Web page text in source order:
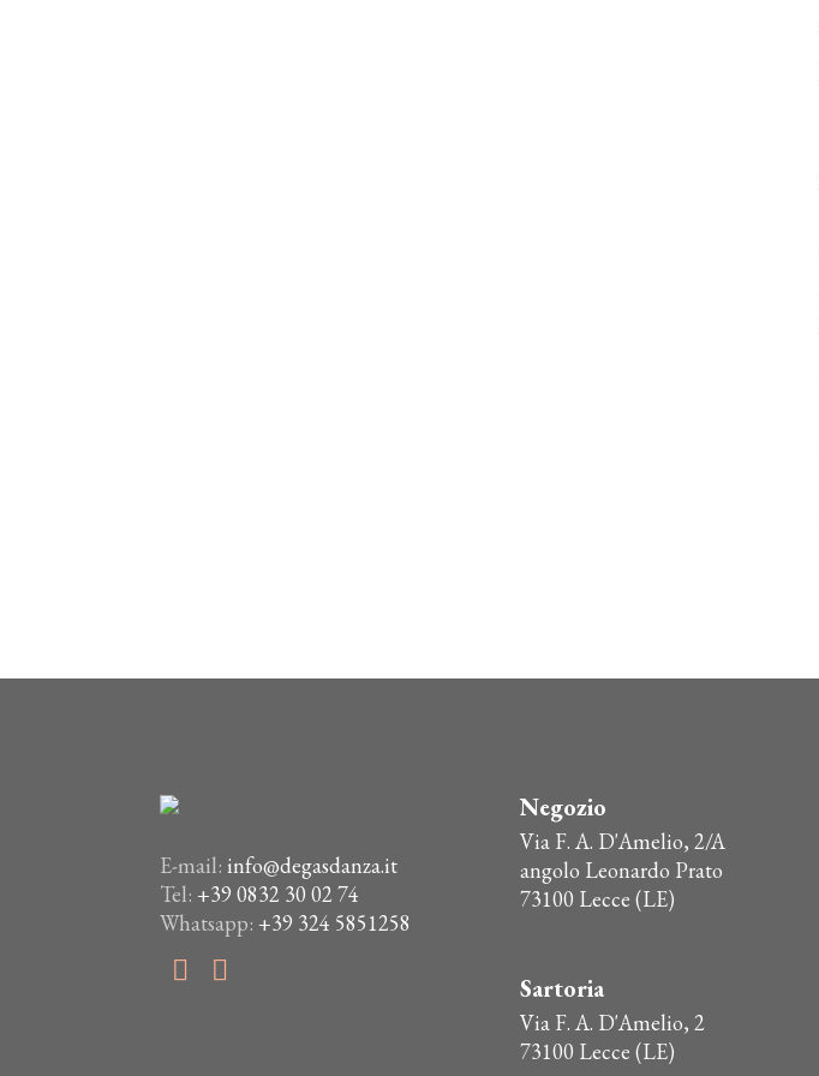
E-mail: info@degasdanza.it
Tel: +39 0832 30 02 74
Whatsapp: +39 324 5851258
Negozio
Via F. A. D'Amelio, 2/A
angolo Leonardo Prato
73100 Lecce (LE)
Sartoria
Via F. A. D'Amelio, 2
73100 Lecce (LE)